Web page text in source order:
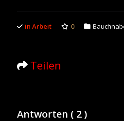
in Arbeit 0
Teilen
Antworten ( 2)